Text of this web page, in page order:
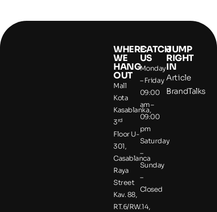
WHERE
WE
HANG
OUT
Mall
Kota
Kasablanka,
3rd
Floor U-
301,
Casablanca
Raya
Street
Kav. 88,
RT.6/RW.14,
CATCH
US
Monday
– Friday
09:00
am –
09:00
pm
Saturday
–
Sunday
–
Closed
JUMP
RIGHT
IN
Article
BrandTalks